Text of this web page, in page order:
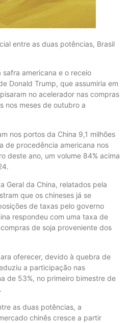
entre as duas potências, Brasil
americana e o receio
Donald Trump, que assumiria em
no acelerador nas compras
nos meses de outubro a
nos portos da China 9,1 milhões
de procedência americana nos
deste ano, um volume 84% acima
Geral da China, relatados pela
que os chineses já se
de taxas pelo governo
respondeu com uma taxa de
de soja proveniente dos
oferecer, devido à quebra de
a participação nas
de 53%, no primeiro bimestre de
as duas potências, a
chinês cresce a partir